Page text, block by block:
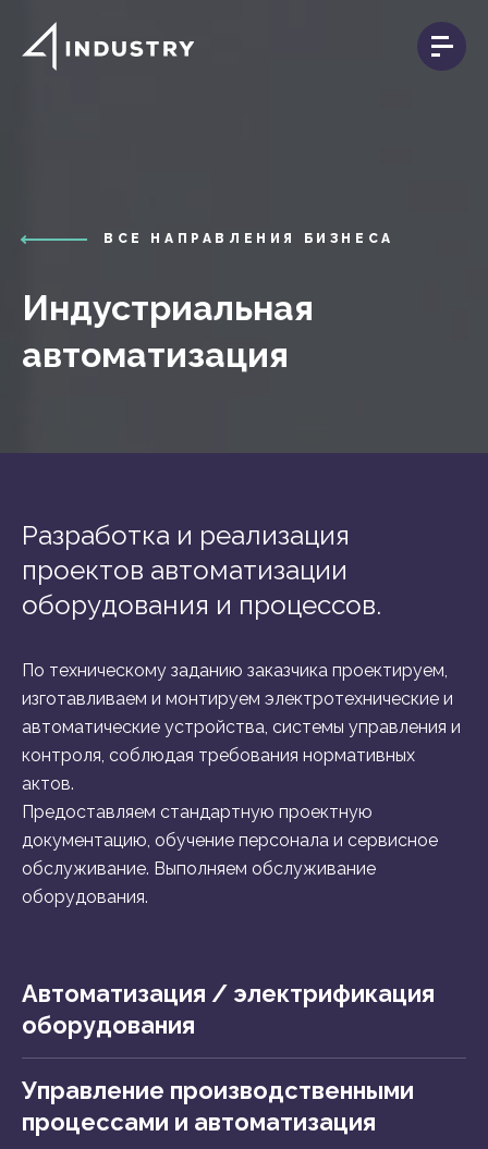
ВСЕ НАПРАВЛЕНИЯ БИЗНЕСА
Индустриальная
автоматизация
Разработка и реализация
проектов автоматизации
оборудования и процессов.
По техническому заданию заказчика проектируем,
изготавливаем и монтируем электротехнические и
автоматические устройства, системы управления и
контроля, соблюдая требования нормативных
актов.
Предоставляем стандартную проектную
документацию, обучение персонала и сервисное
обслуживание. Выполняем обслуживание
оборудования.
Автоматизация / электрификация
оборудования
Управление производственными
процессами и автоматизация